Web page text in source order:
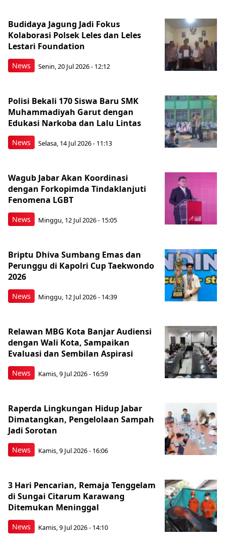
News
Budidaya Jagung Jadi Fokus
Kolaborasi Polsek Leles dan Leles
Lestari Foundation
Senin, 20 Jul 2026 - 12:12
News
Polisi Bekali 170 Siswa Baru SMK
Muhammadiyah Garut dengan
Edukasi Narkoba dan Lalu Lintas
Selasa, 14 Jul 2026 - 11:13
News
Wagub Jabar Akan Koordinasi
dengan Forkopimda Tindaklanjuti
Fenomena LGBT
Minggu, 12 Jul 2026 - 15:05
News
Briptu Dhiva Sumbang Emas dan
Perunggu di Kapolri Cup Taekwondo
2026
Minggu, 12 Jul 2026 - 14:39
News
Relawan MBG Kota Banjar Audiensi
dengan Wali Kota, Sampaikan
Evaluasi dan Sembilan Aspirasi
Kamis, 9 Jul 2026 - 16:59
News
Raperda Lingkungan Hidup Jabar
Dimatangkan, Pengelolaan Sampah
Jadi Sorotan
Kamis, 9 Jul 2026 - 16:06
News
3 Hari Pencarian, Remaja Tenggelam
di Sungai Citarum Karawang
Ditemukan Meninggal
Kamis, 9 Jul 2026 - 14:10